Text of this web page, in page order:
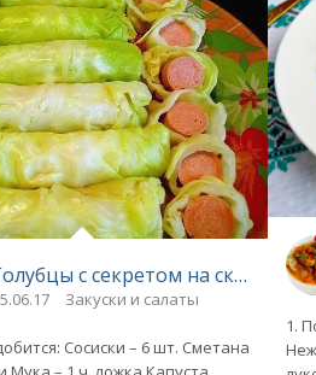
с секретом на скорую
Закуски и салаты
Сосиски – 6 шт. Сметана
1.